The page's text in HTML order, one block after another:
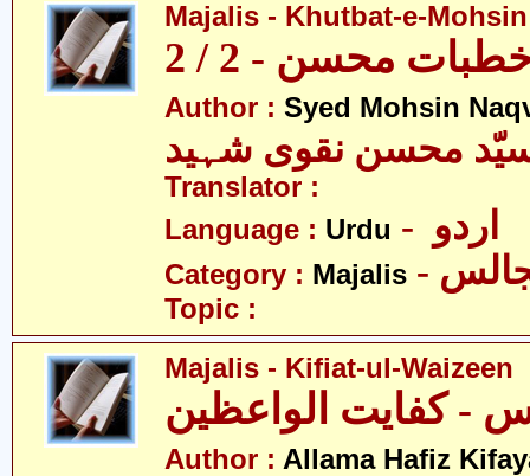
Majalis - Khutbat-e-
محسن - 2 / 2
Author : Syed Mohsin
محسن نقوی شہید
Translator :
Language : Urdu
Category : Majalis
Topic :
Majalis - Kifiat-ul-Waizeen
Author : Allama Hafiz